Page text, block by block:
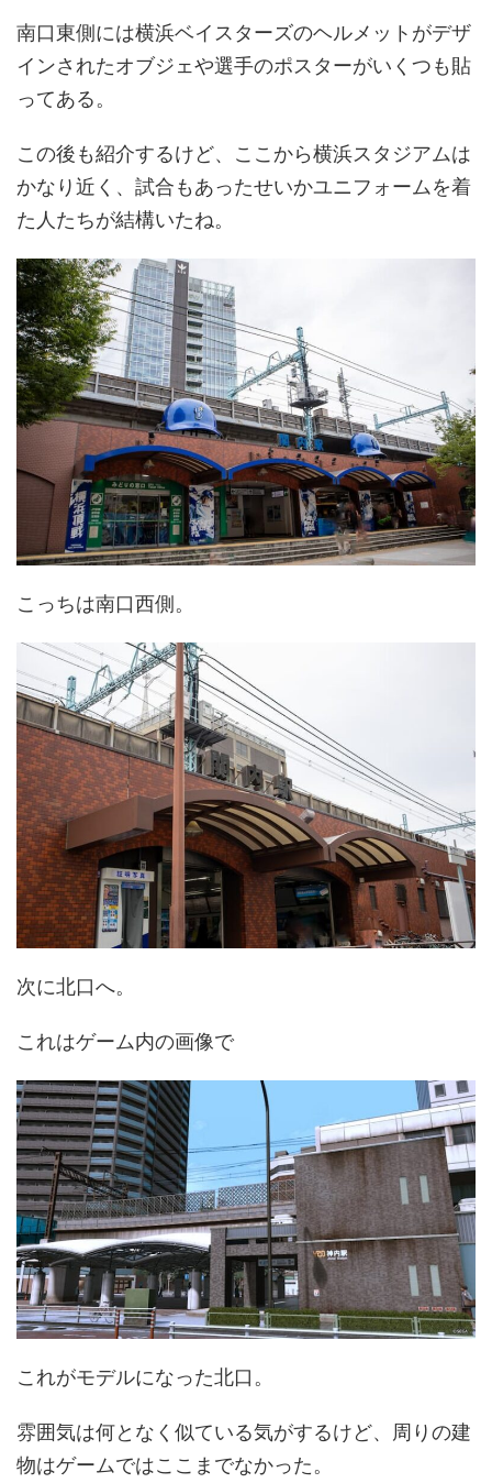
南口東側には横浜ベイスターズのヘルメットがデザ
インされたオブジェや選手のポスターがいくつも貼
ってある。
この後も紹介するけど、ここから横浜スタジアムは
かなり近く、試合もあったせいかユニフォームを着
た人たちが結構いたね。
こっちは南口西側。
次に北口へ。
これはゲーム内の画像で
これがモデルになった北口。
雰囲気は何となく似ている気がするけど、周りの建
物はゲームではここまでなかった。